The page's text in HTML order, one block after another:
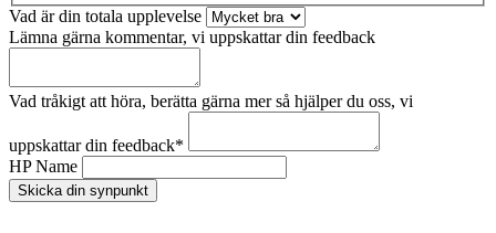
Vad är din totala upplevelse
Lämna gärna kommentar, vi uppskattar din feedback
Vad tråkigt att höra, berätta gärna mer så hjälper du oss, vi
uppskattar din feedback*
HP Name
Skicka din synpunkt